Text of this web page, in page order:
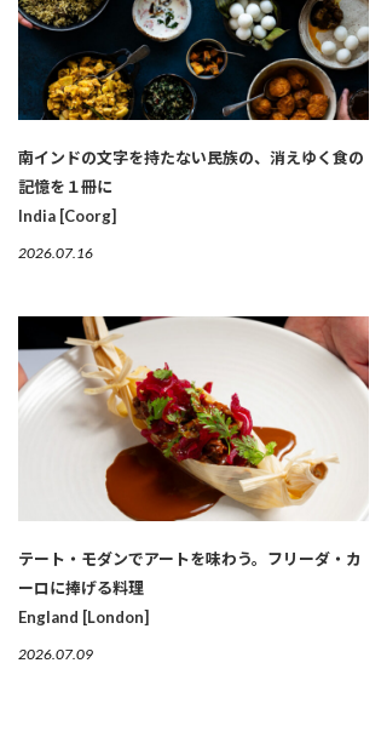
南インドの文字を持たない民族の、消えゆく食の
記憶を１冊に
India [Coorg]
2026.07.16
テート・モダンでアートを味わう。フリーダ・カ
ーロに捧げる料理
England [London]
2026.07.09